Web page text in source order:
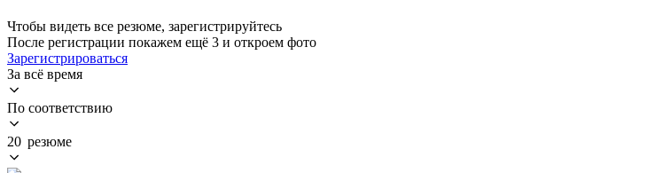
Чтобы видеть все резюме, зарегистрируйтесь
После регистрации покажем ещё 3 и откроем фото
Зарегистрироваться
За всё время
По соответствию
20 резюме